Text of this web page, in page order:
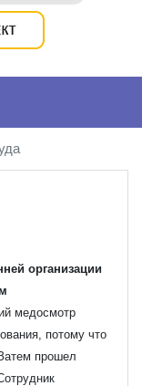
организации
медосмотр
потому что
прошел